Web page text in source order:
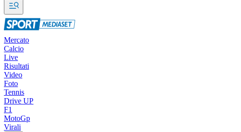
Mercato
Calcio
Live
Risultati
Video
Foto
Tennis
Drive UP
F1
MotoGp
Virali